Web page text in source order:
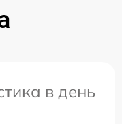
в день